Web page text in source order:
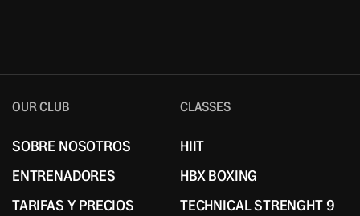
OUR CLUB
SOBRE NOSOTROS
SOBRE NOSOTROS
ENTRENADORES
ENTRENADORES
TARIFAS Y PRECIOS
CLASSES
HIIT
HIIT
HBX BOXING
HBX BOXING
TECHNICAL STRENGHT 9